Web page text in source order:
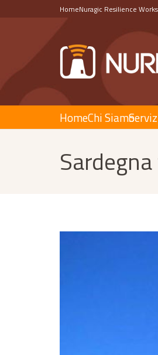
HomeNuragic Resilience
HomeChi Siamo